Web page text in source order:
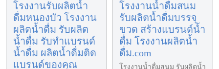
โรงงานรับผลิตน้ำ
ดื่มหนองบัว โรงงาน
ผลิตน้ำดื่ม รับผลิต
น้ำดื่ม รับทำแบรนด์
น้ำดื่ม ผลิตน้ำดื่มติด
แบรนด์ของคุณ
โรงงานน้ำดื่มสนม
รับผลิตน้ำดื่มบรรจุ
ขวด สร้างแบรนด์น้ำ
ดื่ม โรงงานผลิตน้ำ
ดื่ม.com
โรงงานน้ำดื่มสนม รับผลิตน้ำ